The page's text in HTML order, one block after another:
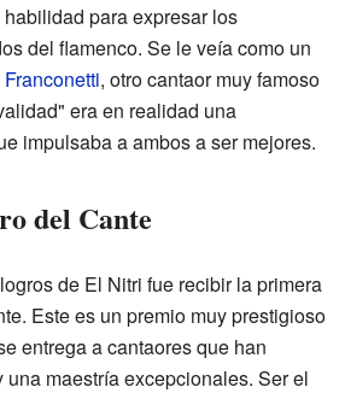
para expresar los
del flamenco. Se le veía como un
, otro cantaor muy famoso
era en realidad una
impulsaba a ambos a ser mejores.
del Cante
de El Nitri fue recibir la primera
Este es un premio muy prestigioso
entrega a cantaores que han
una maestría excepcionales. Ser el